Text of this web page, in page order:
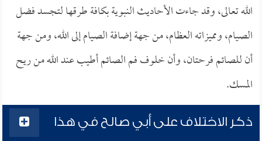
الله تعالى، وقد جاءت الأحاديث النبوية بكافة طرقها لتجسد فضل
الصيام، ومميزاته العظام، من جهة إضافة الصيام إلى الله، ومن جهة
أن للصائم فرحتان، وأن خلوف فم الصائم أطيب عند الله من ريح
المسك.
ذكر الاختلاف على أبي صالح في هذا